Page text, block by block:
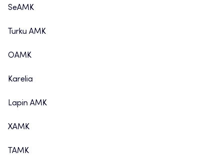
SeAMK
Turku AMK
OAMK
Karelia
Lapin AMK
XAMK
TAMK